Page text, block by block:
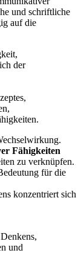
und schriftliche
auf die
der
Fähigkeiten
zu verknüpfen.
für die
konzentriert sich
und